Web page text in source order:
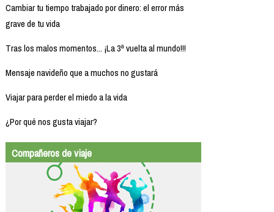
Cambiar tu tiempo trabajado por dinero: el error más
grave de tu vida
Tras los malos momentos... ¡La 3ª vuelta al mundo!!!
Mensaje navideño que a muchos no gustará
Viajar para perder el miedo a la vida
¿Por qué nos gusta viajar?
Compañeros de viaje